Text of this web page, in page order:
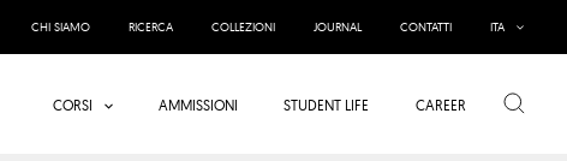
CHI SIAMO RICERCA COLLEZIONI JOURNAL CONTATTI ITA
CORSI AMMISSIONI STUDENT LIFE CAREER Cerca